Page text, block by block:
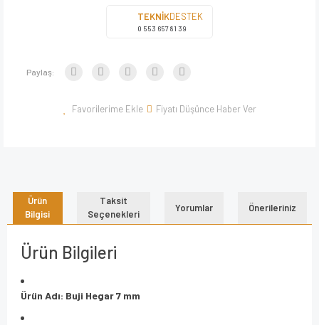
TEKNİKDESTEK
0 553 657 81 39
Paylaş:
Fiyatı Düşünce Haber Ver
Ürün
Bilgisi
Taksit
Seçenekleri
Yorumlar Önerileriniz
Ürün Bilgileri
Ürün Adı: Buji Hegar 7 mm